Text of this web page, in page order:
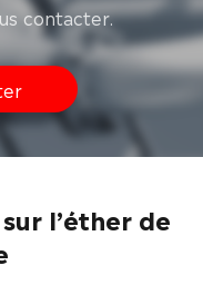
contacter.
l’éther de